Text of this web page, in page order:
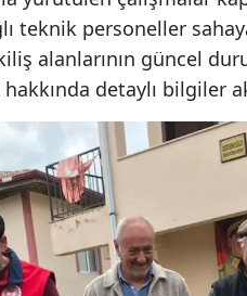
teknik personeller
alanlarının güncel
detaylı bilgiler